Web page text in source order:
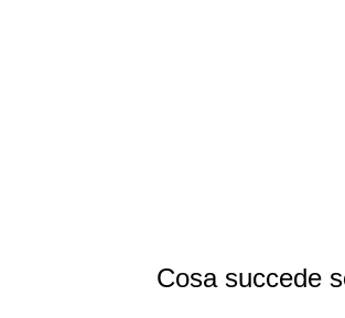
Cosa succede